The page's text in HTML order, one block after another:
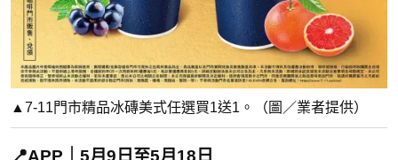
▲7-11門市精品冰磚美式任選買1送1。（圖／業者提供）